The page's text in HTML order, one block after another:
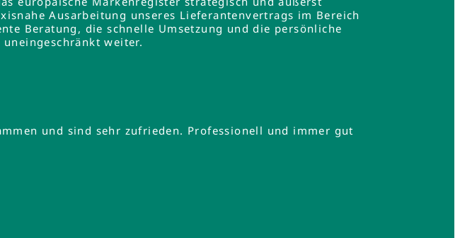
Ausarbeitung unseres Lieferantenvertrags im Bereich
Beratung, die schnelle Umsetzung und die persönliche
weiter.
und sind sehr zufrieden. Professionell und immer gut